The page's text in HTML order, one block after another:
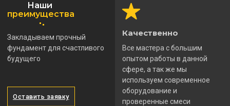
Наши
преимущества
Закладываем прочный
фундамент для счастливого
будущего
Оставить заявку
Качественно
Все мастера с большим
опытом работы в данной
сфере, а так же мы
используем современное
оборудование и
проверенные смеси